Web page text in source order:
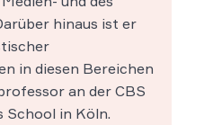
hinaus ist er
in diesen Bereichen
an der CBS
School in Köln.